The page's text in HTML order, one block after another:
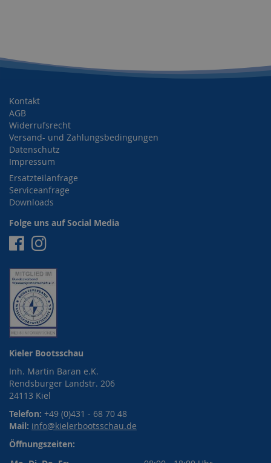
Kontakt
AGB
Widerrufsrecht
Versand- und Zahlungsbedingungen
Datenschutz
Impressum
Ersatzteilanfrage
Serviceanfrage
Downloads
Folge uns auf Social Media
Facebook
Instagram
Kieler Bootsschau
Inh. Martin Baran e.K.
Rendsburger Landstr. 206
24113 Kiel
Telefon: +49 (0)431 - 68 70 48
Mail: info@kielerbootsschau.de
Öffnungszeiten: